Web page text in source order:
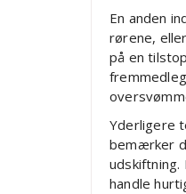
En anden
rørene,
på en
Yderligere
bemærker
handle